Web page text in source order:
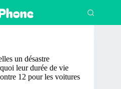
un désastre
leur durée de vie
12 pour les voitures